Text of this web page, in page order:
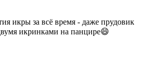
икры за всё время - даже прудовик
икринками на панцире😄